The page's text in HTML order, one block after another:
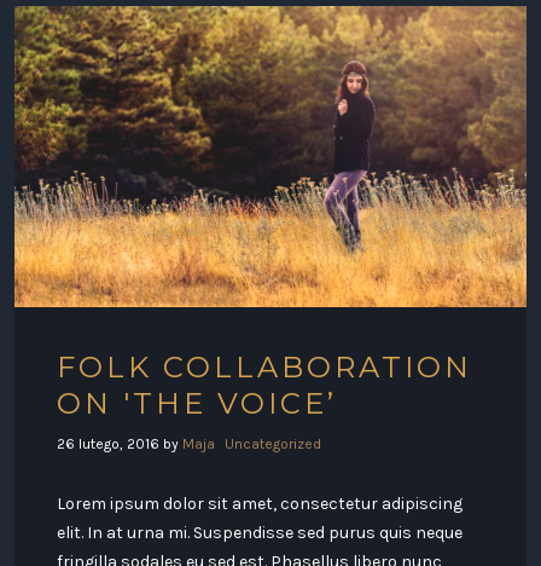
FOLK COLLABORATION
ON 'THE VOICE’
26 lutego, 2016 by Maja Uncategorized
Lorem ipsum dolor sit amet, consectetur adipiscing
elit. In at urna mi. Suspendisse sed purus quis neque